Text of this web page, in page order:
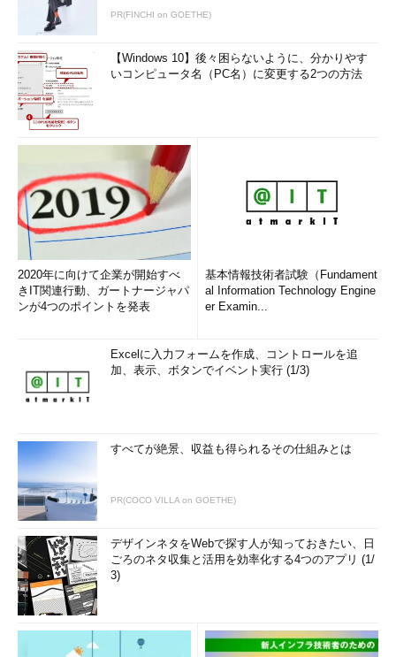
PR(FINCHI on GOETHE)
【Windows 10】後々困らないように、分かりやす
いコンピュータ名（PC名）に変更する2つの方法
2020年に向けて企業が開始すべ
きIT関連行動、ガートナージャパ
ンが4つのポイントを発表
基本情報技術者試験（Fundament
al Information Technology Engine
er Examin...
Excelに入力フォームを作成、コントロールを追
加、表示、ボタンでイベント実行 (1/3)
すべてが絶景、収益も得られるその仕組みとは
PR(COCO VILLA on GOETHE)
デザインネタをWebで探す人が知っておきたい、日
ごろのネタ収集と活用を効率化する4つのアプリ (1/
3)